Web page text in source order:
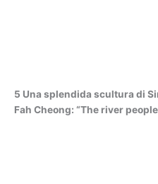
5 Una splendida scultura di
Fah Cheong: “The river